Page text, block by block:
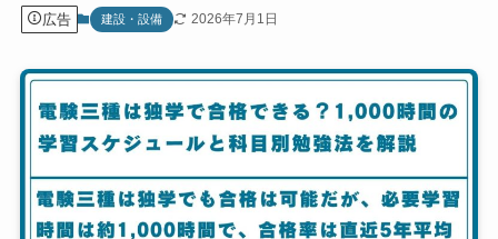
広告 建設・設備 2026年7月1日